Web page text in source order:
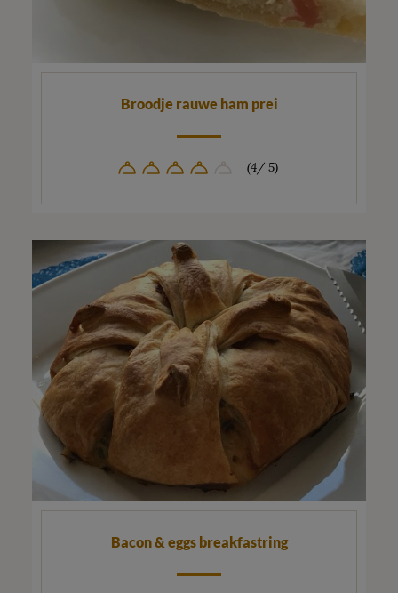
Broodje rauwe ham prei
(4/ 5)
Bacon & eggs breakfastring